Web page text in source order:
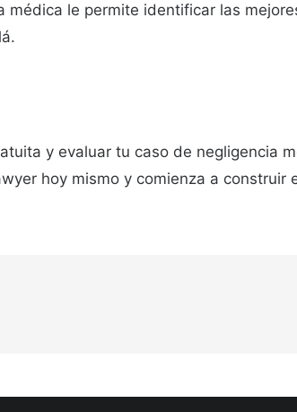
médica le permite identificar las
y evaluar tu caso de negligencia
hoy mismo y comienza a construir